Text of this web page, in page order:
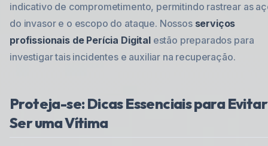
indicativo de comprometimento, permitindo rastrear as
do invasor e o escopo do ataque. Nossos serviços
profissionais de Perícia Digitalestão preparados para
investigar tais incidentes e auxiliar na recuperação.
Proteja-se: Dicas Essenciais para Evitar
Ser uma Vítima